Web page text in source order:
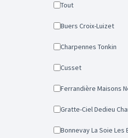
Tout
Buers Croix-Luizet
Charpennes Tonkin
Cusset
Ferrandière Maisons
Gratte-Ciel Dedieu
Bonnevay La Soie